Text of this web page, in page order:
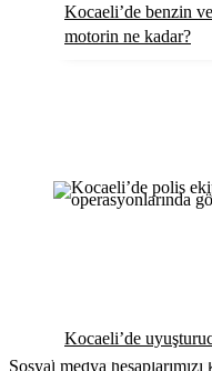
Röportaj
Kocaeli’de benzin ve
motorin ne kadar?
Kocaeli’de
Sosyal medya hesaplarımızı